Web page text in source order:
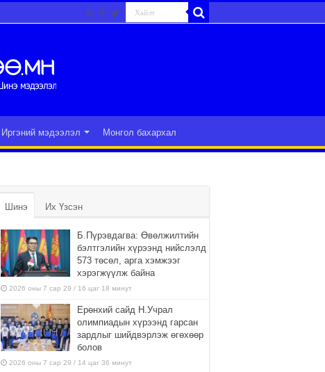
Иргэний мэдээлэл Монгол бахархал
Шинэ Их Үзсэн
Б.Пүрэвдагва: Өвөлжилтийн
бэлтгэлийн хүрээнд нийслэлд
573 төсөл, арга хэмжээг
хэрэгжүүлж байна
2026 оны 7 сар 29 / 16 цаг 18 минут
Ерөнхий сайд Н.Учрал
олимпиадын хүрээнд гарсан
зардлыг шийдвэрлэж өгөхөөр
болов
2026 оны 7 сар 29 / 14 цаг 36 минут